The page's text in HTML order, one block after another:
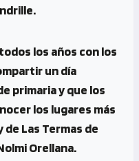
los años con los
un día
primaria y que los
los lugares más
Las Termas de
Orellana.